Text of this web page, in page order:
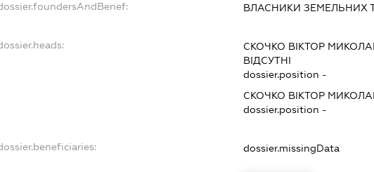
ВЛАСНИКИ ЗЕМЕЛЬНИХ
СКОЧКО ВІКТОР
ВІДСУТНІ
dossier.position -
СКОЧКО ВІКТОР
dossier.position -
dossier.missingData